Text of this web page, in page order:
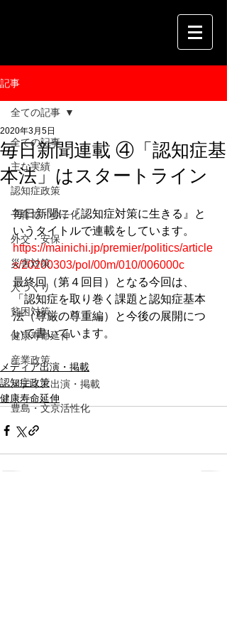
記事
全ての記事
主な実績
認知症政策
子育て・少子化
外交・安保
災害対策
人づくり
貧困対策
健康寿命延伸
産業政策
メディア出演・掲載
豊島・文京活性化
全ての記事
毎日新聞連載 ④「認知症基
本法」はスタートライン
2020年3月5日
毎日新聞に『認知症対策に生きる』と
いうタイトルで連載をしています。
https://mainichi.jp/premier/politics/article
s/20200303/pol/00m/010/006000c
最終回（第４回目）となる今回は、
「認知症を取り巻く課題と認知症基本
法（尊厳の尊重編）と今後の展開につ
いて書いています。
メディア出演・掲載
認知症政策
健康寿命延伸